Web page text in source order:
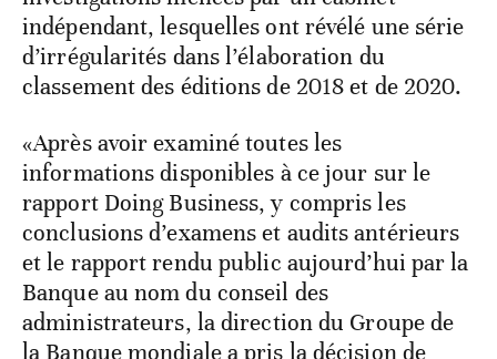
indépendant, lesquelles ont révélé une série
d’irrégularités dans l’élaboration du
classement des éditions de 2018 et de 2020.
«Après avoir examiné toutes les
informations disponibles à ce jour sur le
rapport Doing Business, y compris les
conclusions d’examens et audits antérieurs
et le rapport rendu public aujourd’hui par la
Banque au nom du conseil des
administrateurs, la direction du Groupe de
la Banque mondiale a pris la décision de